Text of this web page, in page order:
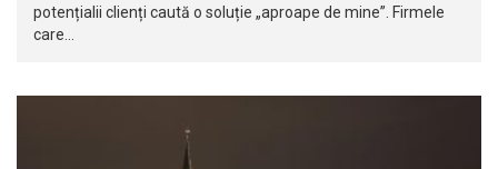
potențialii clienți caută o soluție „aproape de mine”. Firmele
care…